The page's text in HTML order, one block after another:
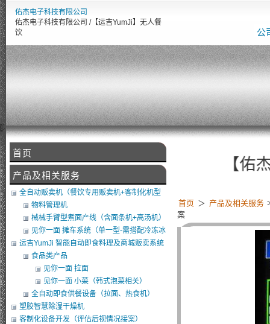
佑杰电子科技有限公司
佑杰电子科技有限公司 /【运吉YumJi】无人餐
饮
公
【佑杰
首页 ＞ 产品及相关服务
案
首页
产品及相关服务
全自动贩卖机（餐饮专用贩卖机+客制化机型
+软体开发）
物料管理机
械械手臂型煮面产线（含面条机+高汤机）
（可搭POS）
见你一面 摊车系统（单一型-需搭配冷冻冰
库）
运吉YumJi 智能自动即食料理及商城贩卖系统
食品类产品
见你一面 拉面
见你一面 小菜（韩式泡菜相关）
全自动即食供餐设备（拉面、热食机）
塑胶智慧除湿干燥机
客制化设备开发（评估后视情况接案）